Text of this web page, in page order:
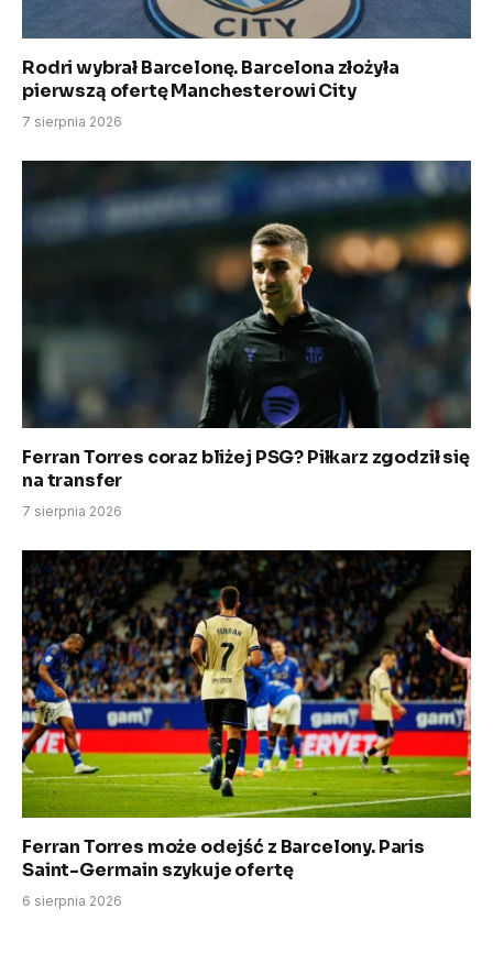
Rodri wybrał Barcelonę. Barcelona złożyła
pierwszą ofertę Manchesterowi City
7 sierpnia 2026
Ferran Torres coraz bliżej PSG? Piłkarz zgodził się
na transfer
7 sierpnia 2026
Ferran Torres może odejść z Barcelony. Paris
Saint-Germain szykuje ofertę
6 sierpnia 2026